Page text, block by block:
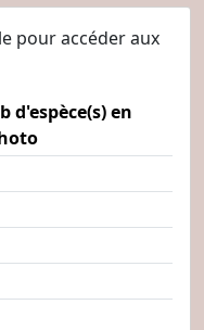
pour accéder aux
d'espèce(s) en